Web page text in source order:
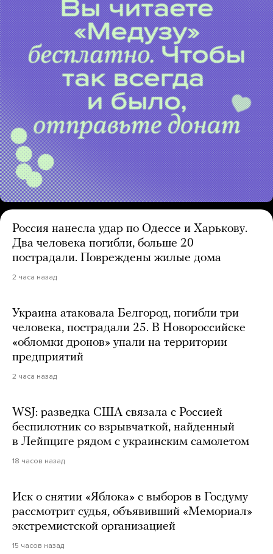
Россия нанесла удар по Одессе и Харькову.
Два человека погибли, больше 20
пострадали. Повреждены жилые дома
2 часа назад
Украина атаковала Белгород, погибли три
человека, пострадали 25. В Новороссийске
«обломки дронов» упали на территории
предприятий
2 часа назад
WSJ: разведка США связала с Россией
беспилотник со взрывчаткой, найденный
в Лейпциге рядом с украинским самолетом
18 часов назад
Иск о снятии «Яблока» с выборов в Госдуму
рассмотрит судья, объявивший «Мемориал»
экстремистской организацией
15 часов назад